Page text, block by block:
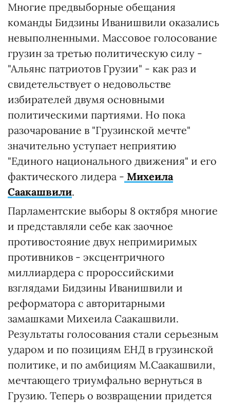
Многие предвыборные обещания
команды Бидзины Иванишвили оказались
невыполненными. Массовое голосование
грузин за третью политическую силу -
"Альянс патриотов Грузии" - как раз и
свидетельствует о недовольстве
избирателей двумя основными
политическими партиями. Но пока
разочарование в "Грузинской мечте"
значительно уступает неприятию
"Единого национального движения" и его
фактического лидера - Михеила
Саакашвили.
Парламентские выборы 8 октября многие
и представляли себе как заочное
противостояние двух непримиримых
противников - эксцентричного
миллиардера с пророссийскими
взглядами Бидзины Иванишвили и
реформатора с авторитарными
замашками Михеила Саакашвили.
Результаты голосования стали серьезным
ударом и по позициям ЕНД в грузинской
политике, и по амбициям М.Саакашвили,
мечтающего триумфально вернуться в
Грузию. Теперь о возвращении придется